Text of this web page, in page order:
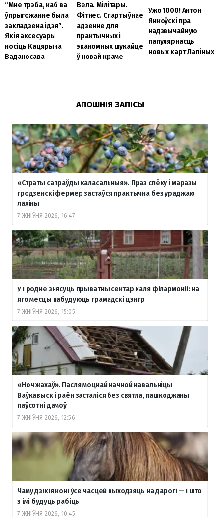
“Мне трэба, каб ва
ўпрыгожанне была
закладзена ідэя”.
Якія аксесуары
носіць Кацярына
Ваданосава
Вела. Мілітары.
Фітнес. Спартыўнае
адзенне для
практычных і
эканомных шукайце
ў новай краме
Ужо 1000! Антон
Янкоўскі пра
надзвычайную
папулярнасць
новых карт Лапіных
АПОШНІЯ ЗАПІСЫ
«Страты сапраўды каласальныя». Праз спёку і маразы
гродзенскі фермер застаўся практычна без ураджаю
лахіны
7 ЖНІЎНЯ 2026, 16:47
У Гродне знясуць прыватны сектар каля філармоніі: на
яго месцы пабудуюць грамадскі цэнтр
7 ЖНІЎНЯ 2026, 15:05
«Ноч жахаў». Пасля моцнай начной навальніцы
Ваўкавыск і раён засталіся без святла, пашкоджаны
паўсотні дамоў
7 ЖНІЎНЯ 2026, 12:56
Чаму дзікія коні ўсё часцей выходзяць на дарогі — і што
з імі будуць рабіць
7 ЖНІЎНЯ 2026, 10:45